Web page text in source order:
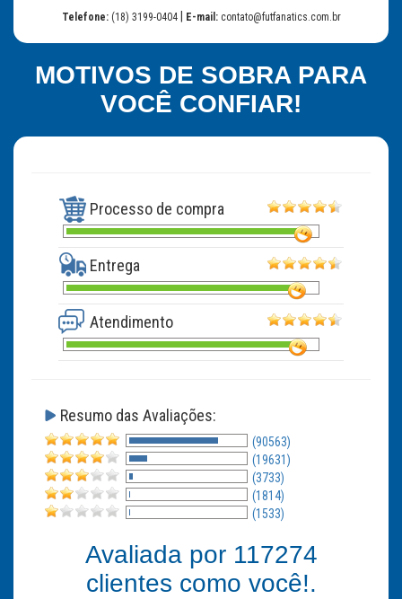
Telefone: (18) 3199-0404| E-mail:contato@futfanatics.com.br
MOTIVOS DE SOBRA PARA
VOCÊ CONFIAR!
Processo de compra
Entrega
Atendimento
Resumo das Avaliações:
(90563)
(19631)
(3733)
(1814)
(1533)
Avaliada por 117274
clientes como você!.